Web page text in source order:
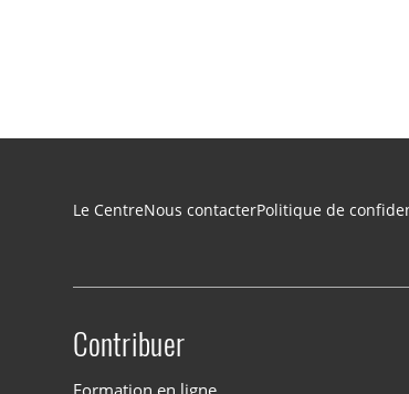
Navigation du pied
Le CentreNous contacterPolitique de
Site menu
Contribuer